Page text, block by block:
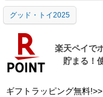
グッド・トイ2025
ギフトラッピング無料!>>